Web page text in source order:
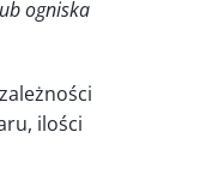
ogniska
ilości